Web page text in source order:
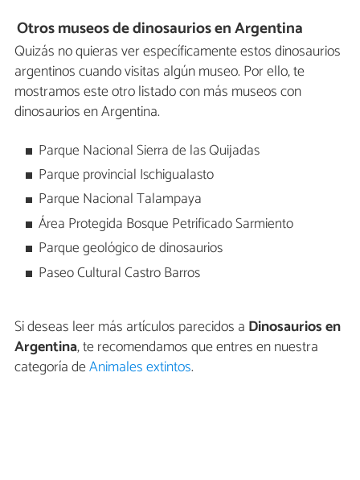
Otros museos de dinosaurios en Argentina
Quizás no quieras ver específicamente estos dinosaurios
argentinos cuando visitas algún museo. Por ello, te
mostramos este otro listado con más museos con
dinosaurios en Argentina.
Parque Nacional Sierra de las Quijadas
Parque provincial Ischigualasto
Parque Nacional Talampaya
Área Protegida Bosque Petrificado Sarmiento
Parque geológico de dinosaurios
Paseo Cultural Castro Barros
Si deseas leer más artículos parecidos a Dinosaurios en
Argentina, te recomendamos que entres en nuestra
categoría deAnimales extintos.